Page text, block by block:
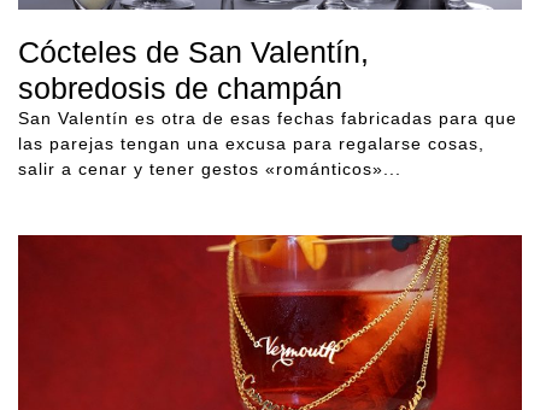
Cócteles de San Valentín,
sobredosis de champán
San Valentín es otra de esas fechas fabricadas para que
las parejas tengan una excusa para regalarse cosas,
salir a cenar y tener gestos «románticos»...